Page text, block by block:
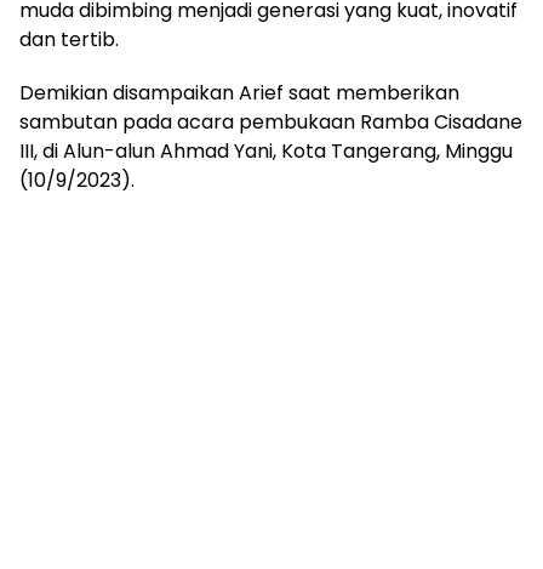
muda dibimbing menjadi generasi yang kuat, inovatif
dan tertib.
Demikian disampaikan Arief saat memberikan
sambutan pada acara pembukaan Ramba Cisadane
III, di Alun-alun Ahmad Yani, Kota Tangerang, Minggu
(10/9/2023).